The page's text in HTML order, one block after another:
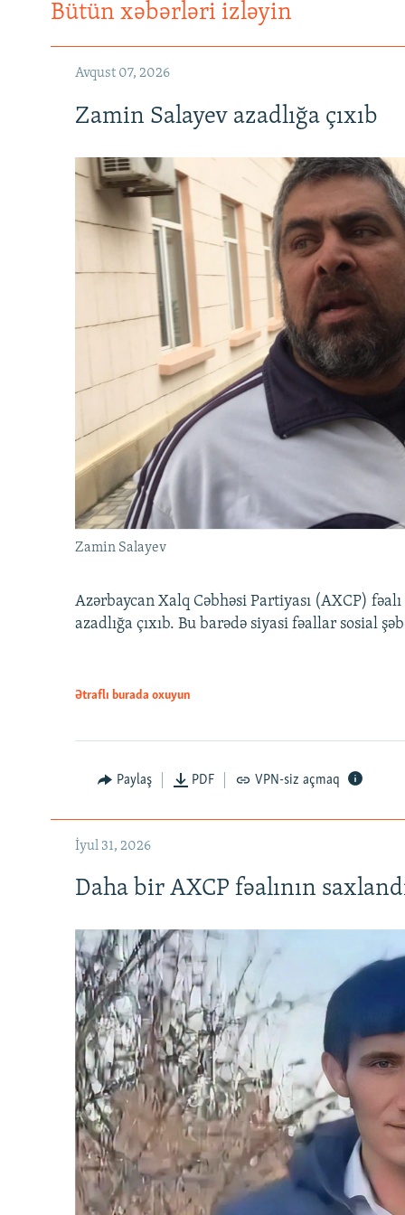
Bütün xəbərləri izləyin
Avqust 07, 2026
Zamin Salayev azadlığa çıxıb
Zamin Salayev
Azərbaycan Xalq Cəbhəsi Partiyası (AXCP) fəalı
azadlığa çıxıb. Bu barədə siyasi fəallar sosial
Ətraflı burada oxuyun
Paylaş PDF VPN-siz açmaq
İyul 31, 2026
Daha bir AXCP fəalının